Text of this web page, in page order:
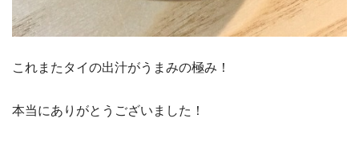
これまたタイの出汁がうまみの極み！
本当にありがとうございました！